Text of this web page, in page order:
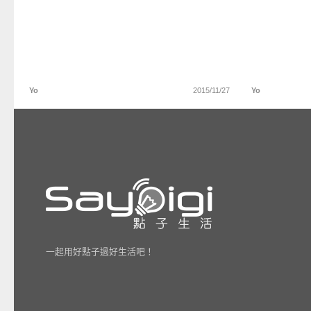
Yo 2015/11/27 Yo
一起用好點子過好生活吧！